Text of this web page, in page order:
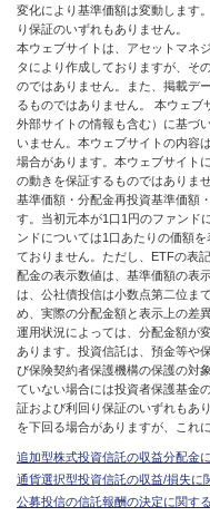
変化により基準価額は変動します
り保証のいずれもありません。
本ウェブサイトは、アセットマネ
タにより作成しておりますが、そ
のではありません。また、掲載デ
るものではありません。 本ウェブ
外部サイトの情報も含む）に基づ
いません。本ウェブサイトの内容
場合があります。本ウェブサイト
の動きを保証するものではありませ
基準価額・分配金再投資基準価額
す。当初元本が1口1円のファンド
ンドについては1口あたりの価額
ておりません。ただし、ETFの表
配金の表示数値は、基準価額の表
は、公社債投信は小数点第二位ま
め、実際の分配金額と表示上の差
運用状況によっては、分配金額が
あります。投資信託は、預金等や
び保険契約者保護機構の保護の対
ていない場合には投資者保護基金
証および利回り保証のいずれもあ
を下回る場合がありますが、これ
追加型株式投資信託の収益分配金
通貨選択型投資信託の収益/損失に
公募投信の信託報酬の決定に関す